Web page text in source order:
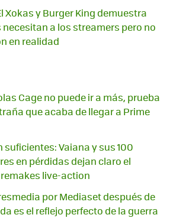
Xokas y Burger King demuestra
a los streamers pero no
en realidad
Cage no puede ir a más, prueba
que acaba de llegar a Prime
suficientes: Vaiana y sus 100
en pérdidas dejan claro el
live-action
por Mediaset después de
es el reflejo perfecto de la guerra